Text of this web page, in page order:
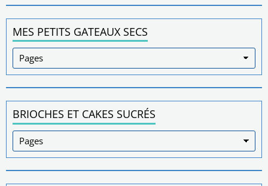
MES PETITS GATEAUX SECS
BRIOCHES ET CAKES SUCRÉS